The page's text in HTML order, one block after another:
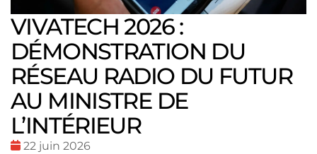
VIVATECH 2026 :
DÉMONSTRATION DU
RÉSEAU RADIO DU FUTUR
AU MINISTRE DE
L’INTÉRIEUR
Date
22 juin 2026